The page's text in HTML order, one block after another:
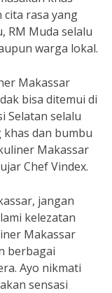
cita rasa yang
RM Muda selalu
warga lokal.
Makassar
bisa ditemui di
Selatan selalu
khas dan bumbu
Makassar
Chef Vindex.
jangan
kelezatan
Makassar
berbagai
Ayo nikmati
sensasi